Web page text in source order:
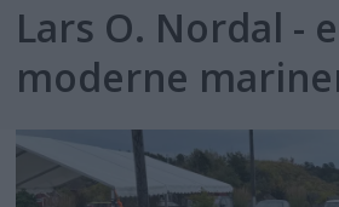
Lars O. Nordal -
moderne